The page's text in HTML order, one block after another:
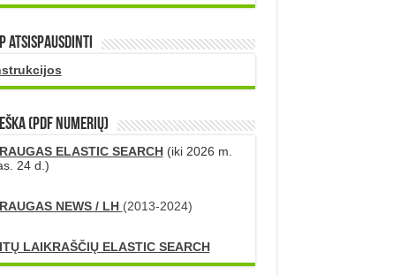
atsispausdinti
(PDF numerių)
ELASTIC SEARCH(iki 2026 m.
24 d.)
NEWS / LH (2013-2024)
LAIKRAŠČIŲ ELASTIC SEARCH